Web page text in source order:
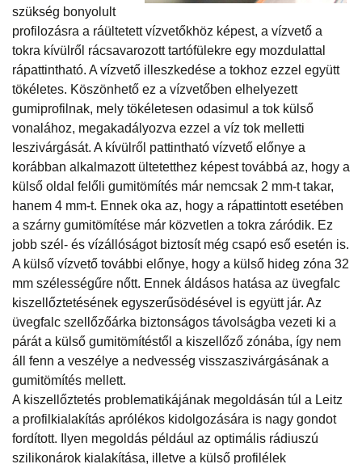
szükség bonyolult
profilozásra a ráültetett vízvetőkhöz képest, a vízvető a
tokra kívülről rácsavarozott tartófülekre egy mozdulattal
rápattintható. A vízvető illeszkedése a tokhoz ezzel együtt
tökéletes. Köszönhető ez a vízvetőben elhelyezett
gumiprofilnak, mely tökéletesen odasimul a tok külső
vonalához, megakadályozva ezzel a víz tok melletti
leszivárgását. A kívülről pattintható vízvető előnye a
korábban alkalmazott ültetetthez képest továbbá az, hogy a
külső oldal felőli gumitömítés már nemcsak 2 mm-t takar,
hanem 4 mm-t. Ennek oka az, hogy a rápattintott esetében
a szárny gumitömítése már közvetlen a tokra záródik. Ez
jobb szél- és vízállóságot biztosít még csapó eső esetén is.
A külső vízvető további előnye, hogy a külső hideg zóna 32
mm szélességűre nőtt. Ennek áldásos hatása az üvegfalc
kiszellőztetésének egyszerűsödésével is együtt jár. Az
üvegfalc szellőzőárka biztonságos távolságba vezeti ki a
párát a külső gumitömítéstől a kiszellőző zónába, így nem
áll fenn a veszélye a nedvesség visszaszivárgásának a
gumitömítés mellett.
A kiszellőztetés problematikájának megoldásán túl a Leitz
a profilkialakítás aprólékos kidolgozására is nagy gondot
fordított. Ilyen megoldás például az optimális rádiuszú
szilikonárok kialakítása, illetve a külső profilélek